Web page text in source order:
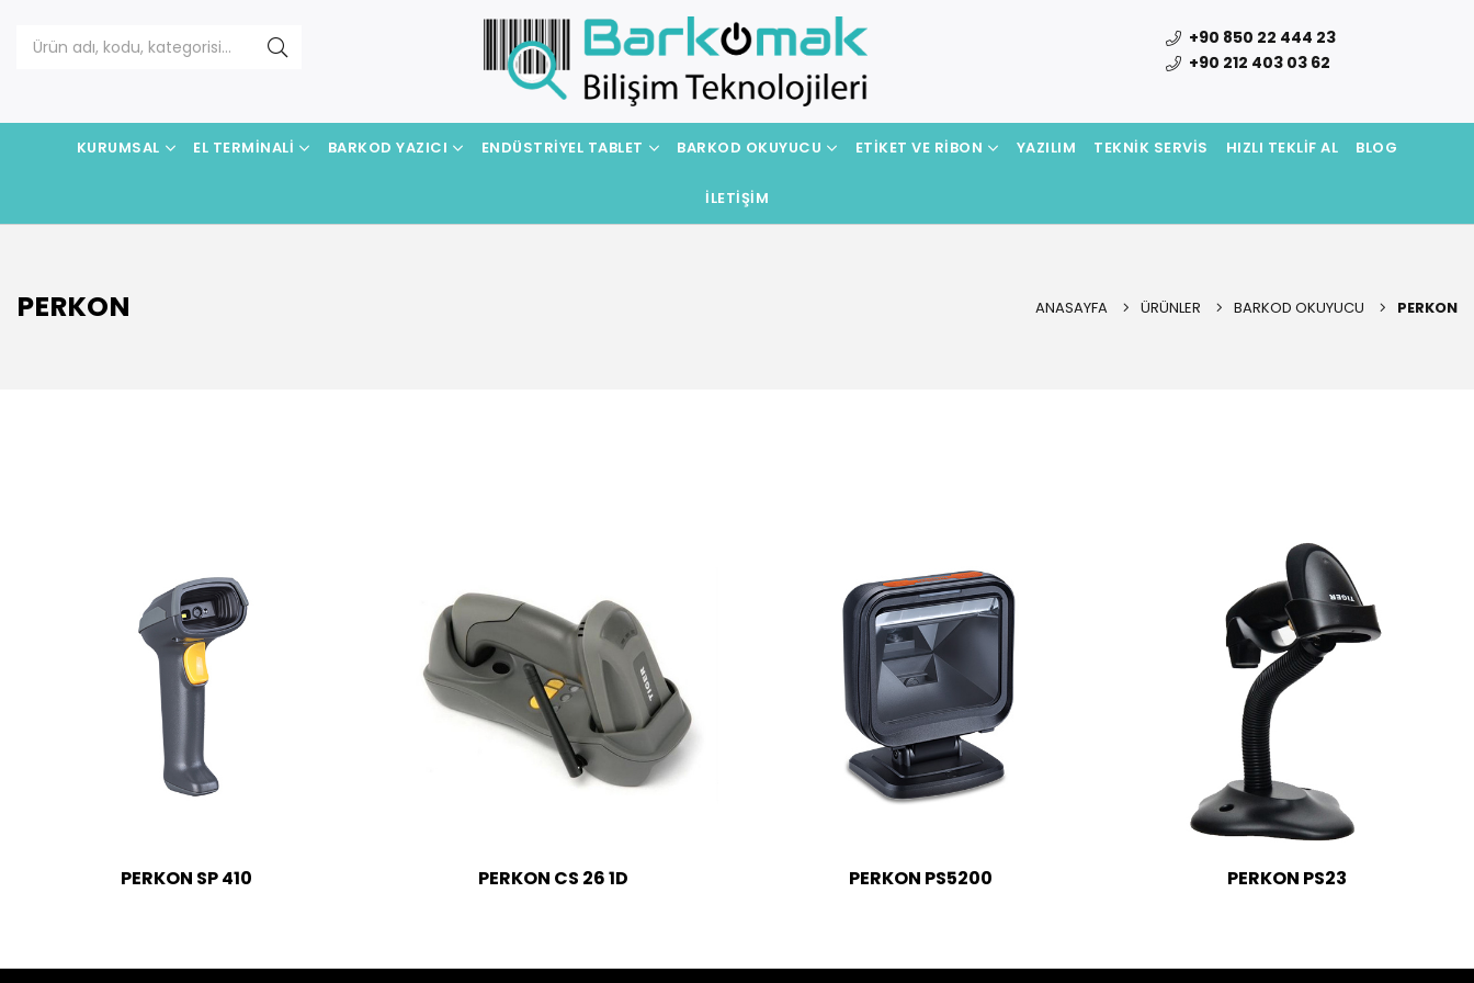
+90 850 22 444 23
+90 212 403 03 62
KURUMSAL EL TERMINALI BARKOD YAZICI ENDÜSTRIYEL TABLET BARKOD OKUYUCU ETIKET VE RIBON YAZILIM TEKNIK SERVIS HIZLI TEKLIF AL BLOG
İLETIŞIM
PERKON ANASAYFA ÜRÜNLER BARKOD OKUYUCU PERKON
PERKON SP 410 PERKON CS 26 1D PERKON PS5200 PERKON PS23